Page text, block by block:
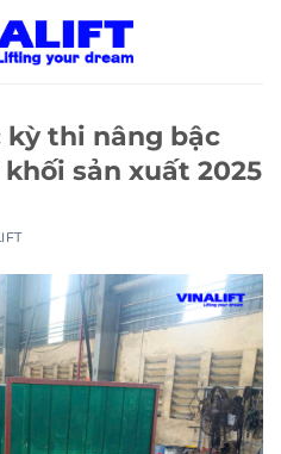
kỳ thi nâng bậc
sản xuất 2025